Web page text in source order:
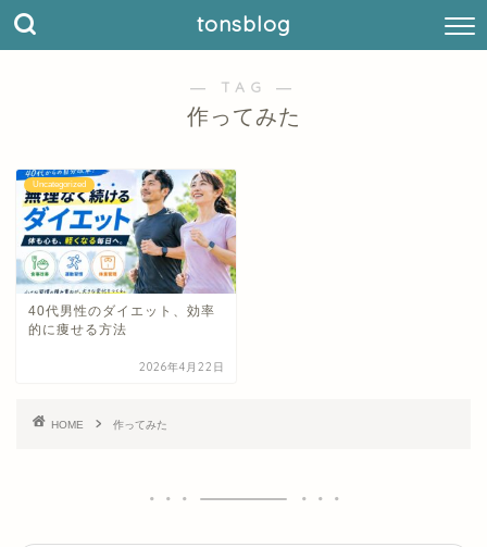
tonsblog
― TAG ―
作ってみた
Uncategorized
40代男性のダイエット、効率
的に痩せる方法
2026年4月22日
HOME 作ってみた